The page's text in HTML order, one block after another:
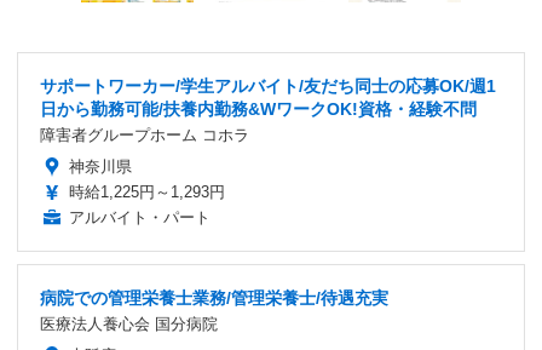
サポートワーカー/学生アルバイト/友だち同士の応募OK/週1
日から勤務可能/扶養内勤務&WワークOK!資格・経験不問
障害者グループホーム コホラ
神奈川県
時給1,225円～1,293円
アルバイト・パート
病院での管理栄養士業務/管理栄養士/待遇充実
医療法人養心会 国分病院